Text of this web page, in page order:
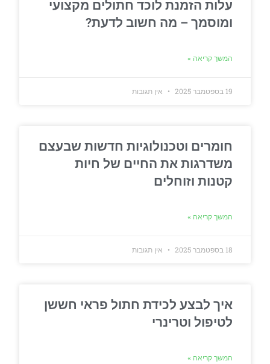
עלות הזמנת לוכד חתולים מקצועי
ומוסמך – מה חשוב לדעת?
המשך קריאה »
19 בספטמבר 2025 אין תגובות
חומרים וטכנולוגיות חדשות שבעצם
משדרגות את החיים של חיות
קטנות וזוחלים
המשך קריאה »
18 בספטמבר 2025 אין תגובות
איך לבצע לכידת חתול פראי חששן
לטיפול וטרינרי
המשך קריאה »